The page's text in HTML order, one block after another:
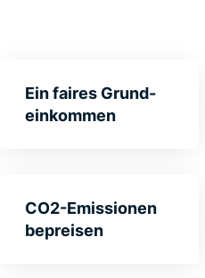
Ein faires Grund­
einkommen
CO2-Emis­sionen
bepreisen